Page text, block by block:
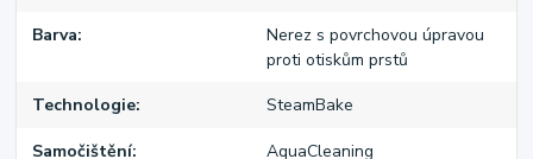
Barva
Nerez s povrchovou úpravou
proti otiskům prstů
Technologie SteamBake
Samočištění AquaCleaning